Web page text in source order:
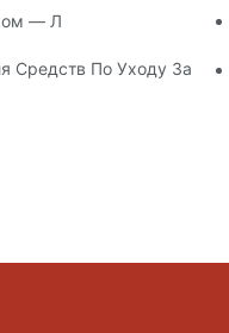
— Лучший Выбор Для
Средств По Уходу За